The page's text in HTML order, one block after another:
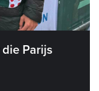
Parijs